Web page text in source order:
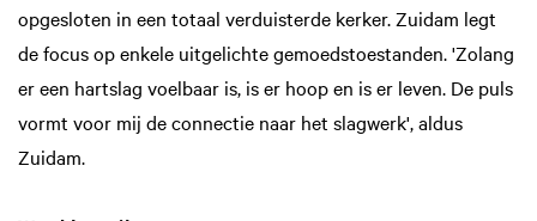
opgesloten in een totaal verduisterde kerker. Zuidam legt
de focus op enkele uitgelichte gemoedstoestanden. 'Zolang
er een hartslag voelbaar is, is er hoop en is er leven. De puls
vormt voor mij de connectie naar het slagwerk', aldus
Zuidam.